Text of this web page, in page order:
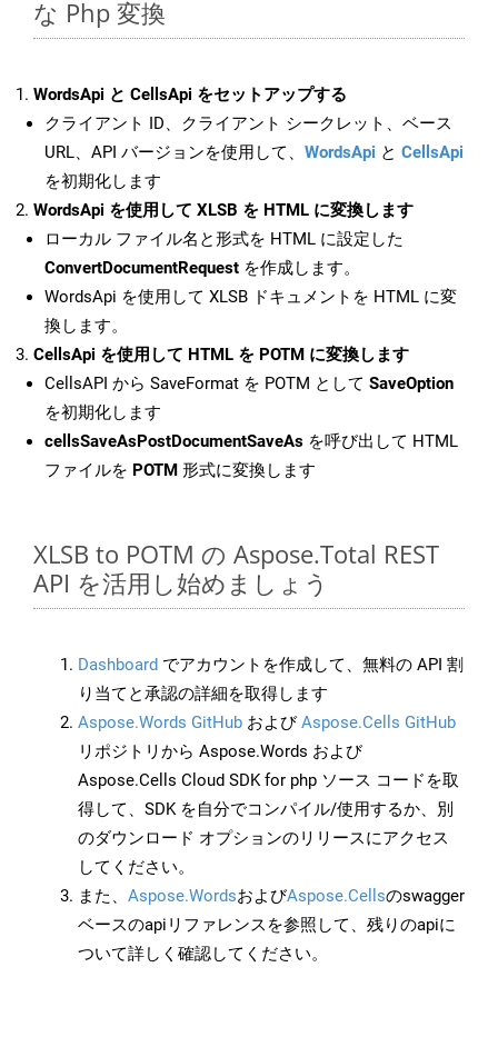
な Php 変換
WordsApi と CellsApi をセットアップする
クライアント ID、クライアント シークレット、ベース
URL、API バージョンを使用して、 WordsApi と CellsApi
を初期化します
WordsApi を使用して XLSB を HTML に変換します
ローカル ファイル名と形式を HTML に設定した
ConvertDocumentRequest を作成します。
WordsApi を使用して XLSB ドキュメントを HTML に変
換します。
CellsApi を使用して HTML を POTM に変換します
CellsAPI から SaveFormat を POTM として SaveOption
を初期化します
cellsSaveAsPostDocumentSaveAs を呼び出して HTML
ファイルを POTM 形式に変換します
XLSB to POTM の Aspose.Total REST
API を活用し始めましょう
Dashboard でアカウントを作成して、無料の API 割
り当てと承認の詳細を取得します
Aspose.Words GitHub およびAspose.Cells GitHub
リポジトリから Aspose.Words および
Aspose.Cells Cloud SDK for php ソース コードを取
得して、SDK を自分でコンパイル/使用するか、別
のダウンロード オプションのリリースにアクセス
してください。
また、 Aspose.WordsおよびAspose.Cellsのswagger
ベースのapiリファレンスを参照して、残りのapiに
ついて詳しく確認してください。